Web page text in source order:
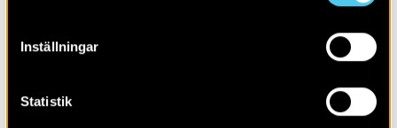
Inställningar
Statistik